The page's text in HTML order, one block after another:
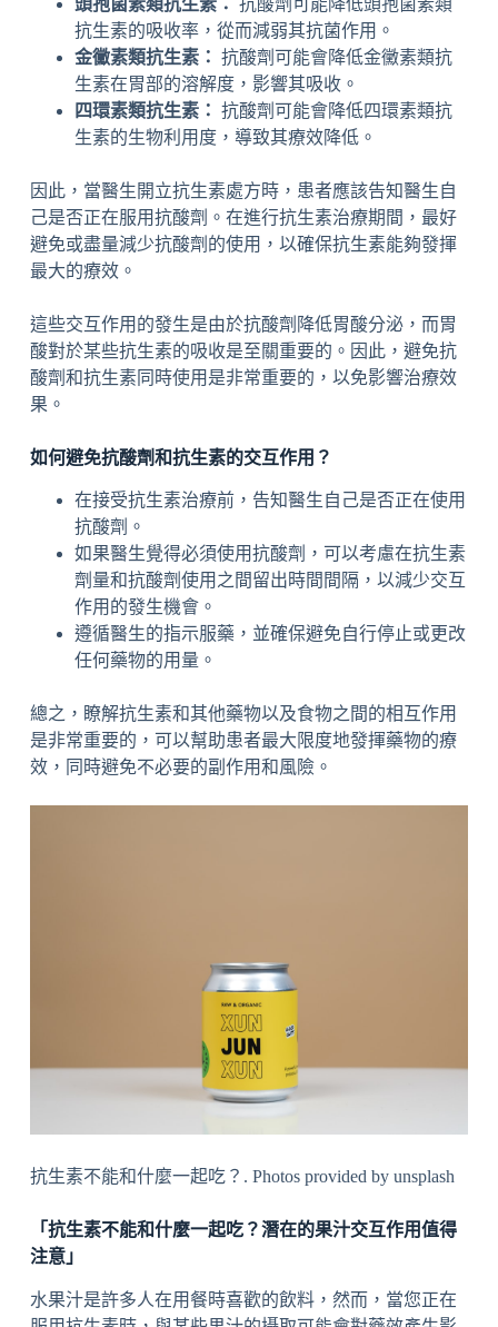
抗生素的吸收率，從而減弱其抗菌作用。
金黴素類抗生素： 抗酸劑可能會降低金黴素類抗
生素在胃部的溶解度，影響其吸收。
四環素類抗生素： 抗酸劑可能會降低四環素類抗
生素的生物利用度，導致其療效降低。
因此，當醫生開立抗生素處方時，患者應該告知醫生自
己是否正在服用抗酸劑。在進行抗生素治療期間，最好
避免或盡量減少抗酸劑的使用，以確保抗生素能夠發揮
最大的療效。
這些交互作用的發生是由於抗酸劑降低胃酸分泌，而胃
酸對於某些抗生素的吸收是至關重要的。因此，避免抗
酸劑和抗生素同時使用是非常重要的，以免影響治療效
果。
如何避免抗酸劑和抗生素的交互作用？
在接受抗生素治療前，告知醫生自己是否正在使用
抗酸劑。
如果醫生覺得必須使用抗酸劑，可以考慮在抗生素
劑量和抗酸劑使用之間留出時間間隔，以減少交互
作用的發生機會。
遵循醫生的指示服藥，並確保避免自行停止或更改
任何藥物的用量。
總之，瞭解抗生素和其他藥物以及食物之間的相互作用
是非常重要的，可以幫助患者最大限度地發揮藥物的療
效，同時避免不必要的副作用和風險。
抗生素不能和什麼一起吃？. Photos provided by unsplash
「抗生素不能和什麼一起吃？潛在的果汁交互作用值得
注意」
水果汁是許多人在用餐時喜歡的飲料，然而，當您正在